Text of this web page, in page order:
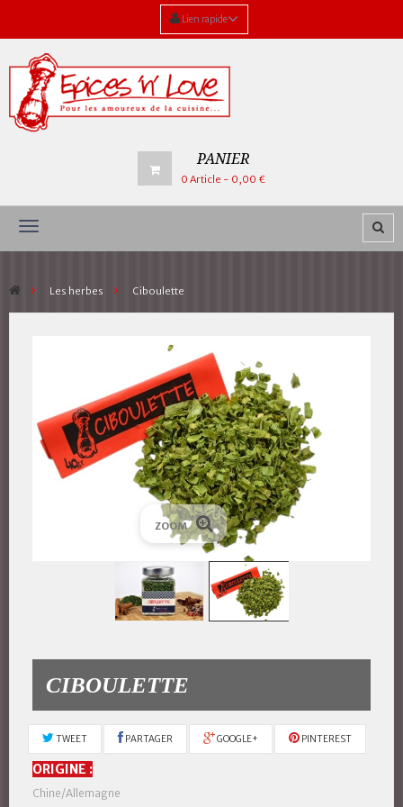
Lien rapide
PANIER
0 Article - 0,00 €
Navigation
> Les herbes > Ciboulette
ZOOM
CIBOULETTE
TWEET PARTAGER GOOGLE+ PINTEREST
ORIGINE :
Chine/Allemagne